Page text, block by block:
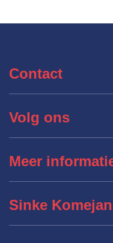
Contact
Volg ons
Meer
Sinke Komejan